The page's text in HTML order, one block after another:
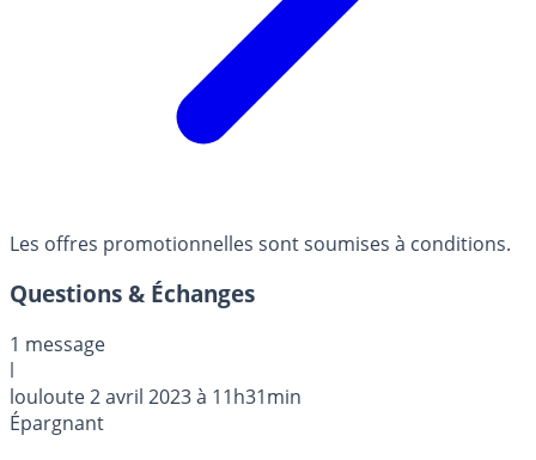
Les offres promotionnelles sont soumises à conditions.
Questions & Échanges
1 message
l
louloute2 avril 2023 à 11h31min
Épargnant